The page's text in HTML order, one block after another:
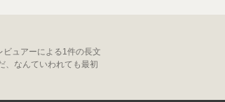
ュアーによる1件の長文
、なんていわれても最初